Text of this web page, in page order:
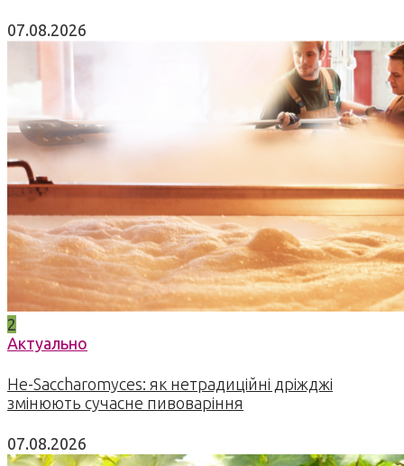
07.08.2026
2
Актуально
Не-Saccharomyces: як нетрадиційні дріжджі
змінюють сучасне пивоваріння
07.08.2026